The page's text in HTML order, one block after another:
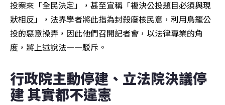
投案來「全民決定」，甚至宣稱「複決公投題目必須與現
狀相反」，法界學者將此指為封殺廢核民意，利用鳥籠公
投的惡意操弄，因此他們召開記者會，以法律專業的角
度，將上述說法一一駁斥。
行政院主動停建、立法院決議停
建 其實都不違憲